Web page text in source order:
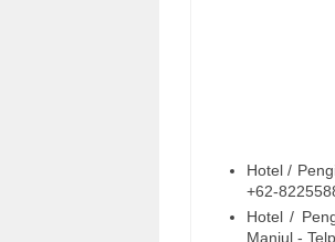
Hotel /
+62-
Hotel /
Manjul -